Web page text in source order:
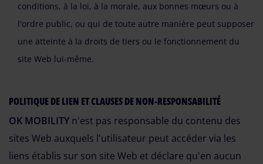
conditions, à la loi, à la morale, aux bonnes mœurs ou à
l'ordre public, ou qui de toute autre manière peut supposer
une atteinte à la droits de tiers ou le fonctionnement du
site Web lui-même.
POLITIQUE DE LIEN ET CLAUSES DE NON-RESPONSABILITÉ
OK MOBILITY n'est pas responsable du contenu des
sites Web auxquels l'utilisateur peut accéder via les
liens établis sur son site Web et déclare qu'en aucun